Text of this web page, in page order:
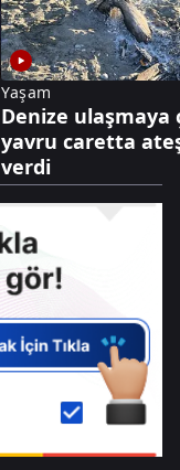
Yaşam
Denize ulaşmaya
yavru caretta
verdi